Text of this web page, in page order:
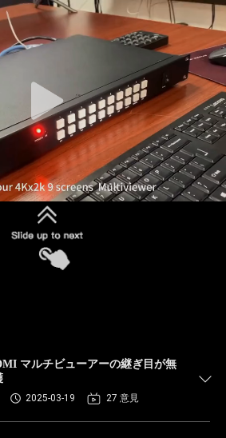
マルチビューアーの継ぎ目が無
2025-03-19 27 意見